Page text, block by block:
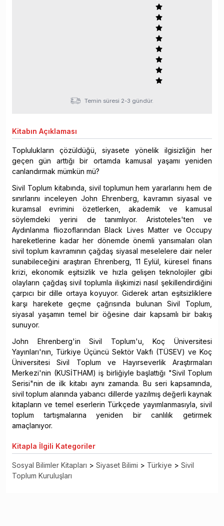
Temin süresi 2-3 gündür.
Kitabın Açıklaması
Toplulukların çözüldüğü, siyasete yönelik ilgisizliğin her
geçen gün arttığı bir ortamda kamusal yaşamı yeniden
canlandırmak mümkün mü?
Sivil Toplum kitabında, sivil toplumun hem yararlarını hem de
sınırlarını inceleyen John Ehrenberg, kavramın siyasal ve
kuramsal evrimini özetlerken, akademik ve kamusal
söylemdeki yerini de tanımlıyor. Aristoteles'ten ve
Aydınlanma fliozoflarından Black Lives Matter ve Occupy
hareketlerine kadar her dönemde önemli yansımaları olan
sivil toplum kavramının çağdaş siyasal meselelere dair neler
sunabileceğini araştıran Ehrenberg, 11 Eylül, küresel finans
krizi, ekonomik eşitsizlik ve hızla gelişen teknolojiler gibi
olayların çağdaş sivil toplumla ilişkimizi nasıl şekillendirdiğini
çarpıcı bir dille ortaya koyuyor. Giderek artan eşitsizliklere
karşı harekete geçme çağrısında bulunan Sivil Toplum,
siyasal yaşamın temel bir öğesine dair kapsamlı bir bakış
sunuyor.
John Ehrenberg'in Sivil Toplum'u, Koç Üniversitesi
Yayınları'nın, Türkiye Üçüncü Sektör Vakfı (TÜSEV) ve Koç
Üniversitesi Sivil Toplum ve Hayırseverlik Araştırmaları
Merkezi'nin (KUSİTHAM) iş birliğiyle başlattığı "Sivil Toplum
Serisi"nin de ilk kitabı aynı zamanda. Bu seri kapsamında,
sivil toplum alanında yabancı dillerde yazılmış değerli kaynak
kitapların ve temel eserlerin Türkçede yayımlanmasıyla, sivil
toplum tartışmalarına yeniden bir canlılık getirmek
amaçlanıyor.
Kitapla İlgili Kategoriler
Sosyal Bilimler Kitapları > Siyaset Bilimi > Türkiye > Sivil
Toplum Kuruluşları